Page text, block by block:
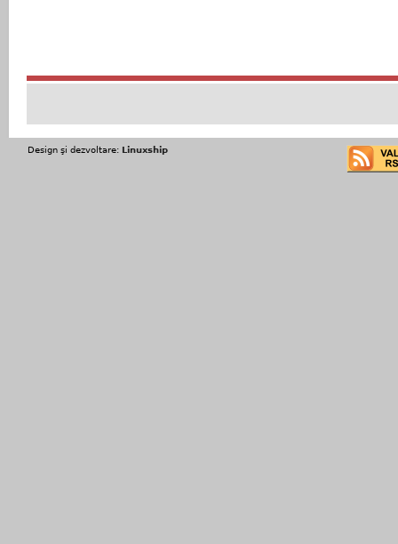
Design şi dezvoltare: Linuxship